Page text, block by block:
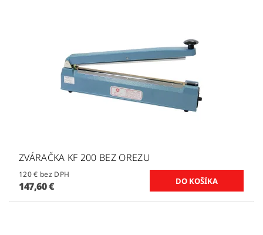
ZVÁRAČKA KF 200 BEZ OREZU
120 € bez DPH
147,60 €